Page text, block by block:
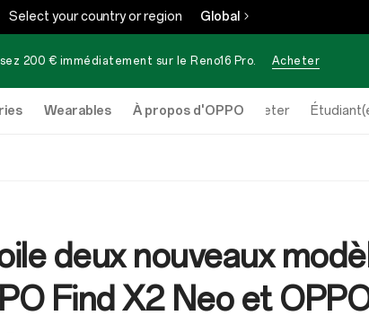
Select your country or region Global
200 € immédiatement sur le Reno16 Pro. Acheter
Wearables À propos d'OPPOAcheter
deux nouveaux
Find X2 Neo et